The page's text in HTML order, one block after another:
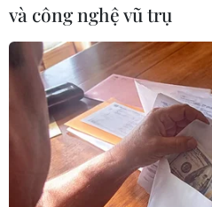
#Cà Mau #Sạt lở đất
Cà Mau
Theo dõi VietnamPlus
và công nghệ vũ trụ